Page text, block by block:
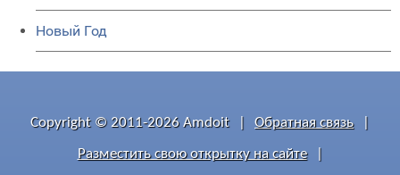
Новый Год
Copyright © 2011-2026 Amdoit Обратная связь
Разместить свою открытку на сайте